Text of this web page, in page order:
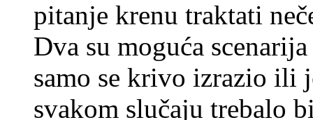
pitanje krenu traktati
Dva su moguća
samo se krivo izrazio ili
svakom slučaju trebalo